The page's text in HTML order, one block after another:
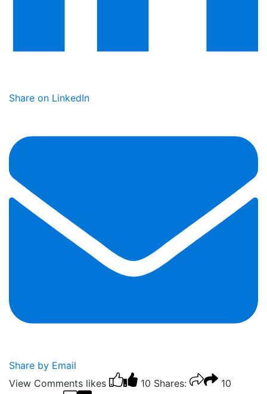
Share on LinkedIn
Share by Email
View Comments likes 10 Shares:
10